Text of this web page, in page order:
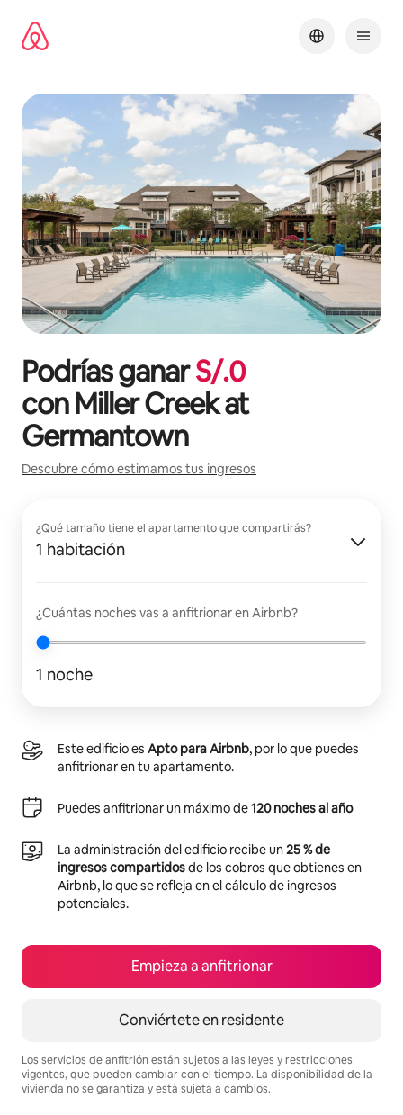
contenido
Podrías ganarS/.0
conMiller Creek at
Germantown
Descubre cómo estimamos tus ingresos
¿Qué tamaño tiene el apartamento que compartirás?
1 habitación
¿Cuántas noches vas a anfitrionar en Airbnb?
1 noche
Este edificio es Apto para Airbnb, por lo que puedes
anfitrionar en tu apartamento.
Puedes anfitrionar un máximo de120 noches al año
La administración del edificio recibe un25 % de
ingresos compartidosde los cobros que obtienes en
Airbnb, lo que se refleja en el cálculo de ingresos
potenciales.
Empieza a anfitrionar
Conviértete en residente
Los servicios de anfitrión están sujetos a las leyes y restricciones
vigentes, que pueden cambiar con el tiempo. La disponibilidad de la
vivienda no se garantiza y está sujeta a cambios.